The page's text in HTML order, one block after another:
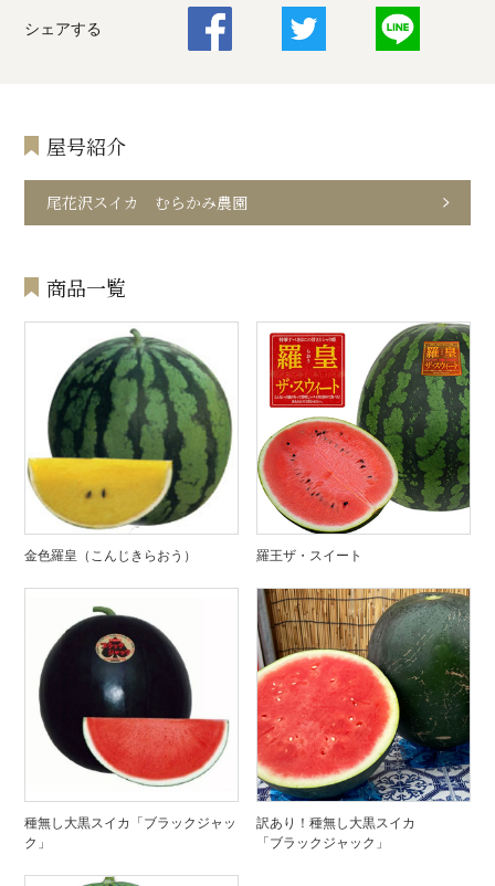
シェアする
屋号紹介
尾花沢スイカ むらかみ農園
商品一覧
金色羅皇（こんじきらおう） 羅王ザ・スイート
種無し大黒スイカ「ブラックジャッ
ク」
訳あり！種無し大黒スイカ
「ブラックジャック」